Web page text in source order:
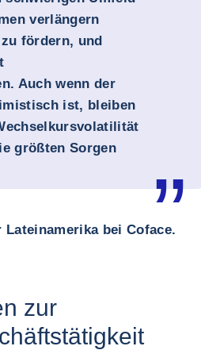
verlängern
fördern, und
Auch wenn der
ist, bleiben
größten Sorgen
bei Coface.
zur